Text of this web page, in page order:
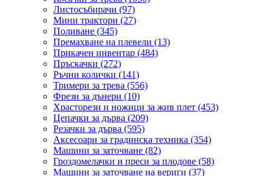
Листосъбирачи (97)
Мини трактори (27)
Поливане (345)
Премахване на плевели (13)
Прикачен инвентар (484)
Пръскачки (272)
Ръчни колички (141)
Тримери за трева (556)
Фрези за дънери (10)
Храсторези и ножици за жив плет (453)
Цепачки за дърва (209)
Резачки за дърва (595)
Аксесоари за градинска техника (354)
Машини за заточване (82)
Гроздомелачки и преси за плодове (58)
Машини за заточване на вериги (37)